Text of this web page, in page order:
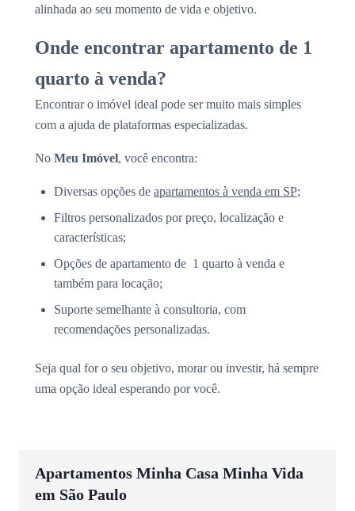
alinhada ao seu momento de vida e objetivo.
Onde encontrar apartamento de 1
quarto à venda?
Encontrar o imóvel ideal pode ser muito mais simples
com a ajuda de plataformas especializadas.
No Meu Imóvel, você encontra:
Diversas opções de apartamentos à venda em SP;
Filtros personalizados por preço, localização e
características;
Opções de apartamento de 1 quarto à venda e
também para locação;
Suporte semelhante à consultoria, com
recomendações personalizadas.
Seja qual for o seu objetivo, morar ou investir, há sempre
uma opção ideal esperando por você.
Apartamentos Minha Casa Minha Vida
em São Paulo